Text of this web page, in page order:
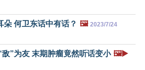
朵 何卫东话中有话？ 🖼️ 2023/7/24
”为友 末期肿瘤竟然听话变小 🖼️▶️